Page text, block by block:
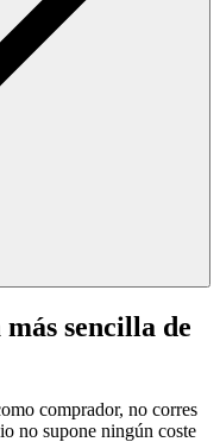
sencilla de
comprador, no corres
no supone ningún coste